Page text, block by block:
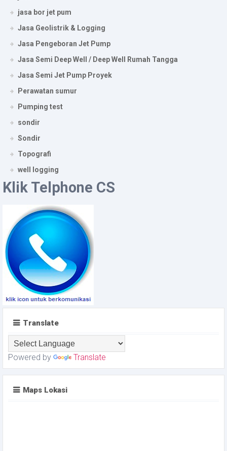
jasa bor jet pum
Jasa Geolistrik & Logging
Jasa Pengeboran Jet Pump
Jasa Semi Deep Well / Deep Well Rumah Tangga
Jasa Semi Jet Pump Proyek
Perawatan sumur
Pumping test
sondir
Sondir
Topografi
well logging
Klik Telphone CS
Translate
Powered by Translate
Maps Lokasi